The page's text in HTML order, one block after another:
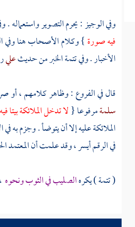
وفي الوجيز : يحرم التصوير
فيه صورة} وكلام الأصحاب هنا وفي
الأخبار . وفي تتمة الخبر من حديثعلي
قال في الفروع : وظاهر كلامهم ، أو
سلمةمرفوعا {لا تدخل الملائكة
الملائكة عليه إلا أن يتوضأ . وجزم به
في الرقم أيسر ، وقد علمت أن المعتمد
( تتمة ) يكرهالصليب في الثوب ونحوه